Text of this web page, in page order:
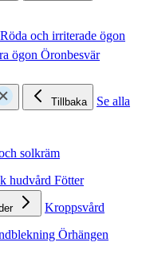
Röda och irriterade ögon
ögon Öronbesvär
Tillbaka
Se alla
solkräm
hudvård Fötter
Kroppsvård
Örhängen